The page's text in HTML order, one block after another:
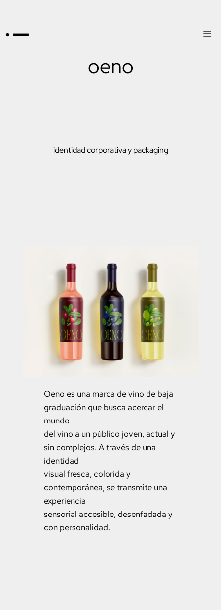
oeno
identidad corporativa y packaging
Oeno es una marca de vino de baja
graduación que busca acercar el
mundo
del vino a un público joven, actual y
sin complejos. A través de una
identidad
visual fresca, colorida y
contemporánea, se transmite una
experiencia
sensorial accesible, desenfadada y
con personalidad.